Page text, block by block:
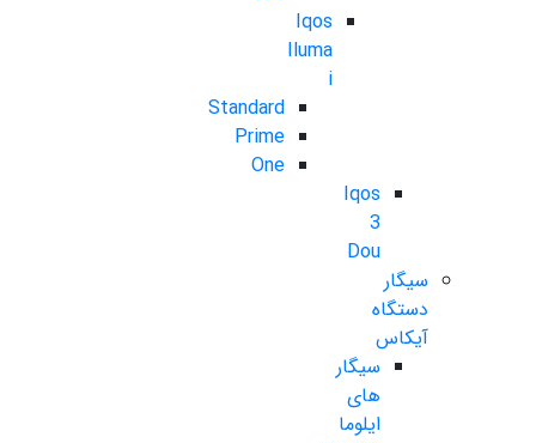
Iqos
Iluma
i
Standard
Prime
One
Iqos
3
Dou
سیگار
دستگاه
آیکاس
سیگار
های
ایلوما